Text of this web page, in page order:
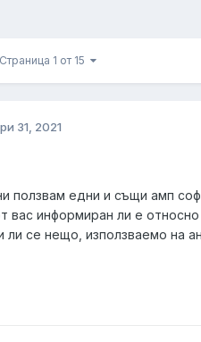
Страница 1 от 15
31, 2021
ползвам едни и същи амп
вас информиран ли е
ли се нещо, използваемо на